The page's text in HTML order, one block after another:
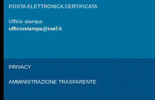
POSTA ELETTRONICA CERTIFICATA
Ufficio stampa:
ufficiostampa@inaf.it
PRIVACY
AMMINISTRAZIONE TRASPARENTE